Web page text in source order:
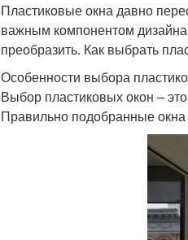
Пластиковые окна давно
важным компонентом дизайна
преобразить. Как выбрать
Особенности выбора
Выбор пластиковых окон –
Правильно подобранные